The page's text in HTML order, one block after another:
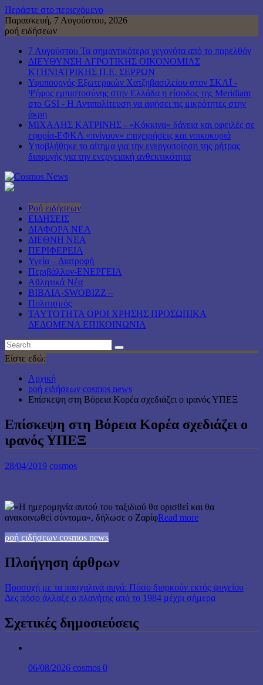
Περάστε στο περιεχόμενο
Παρασκευή, 7 Αυγούστου, 2026
ροή ειδήσεων
7 Αυγούστου Τα σημαντικότερα γεγονότα από το παρελθόν
ΔΙΕΥΘΥΝΣΗ ΑΓΡΟΤΙΚΗΣ ΟΙΚΟΝΟΜΙΑΣ
ΚΤΗΝΙΑΤΡΙΚΗΣ Π.Ε. ΣΕΡΡΩΝ
Υφυπουργός Εξωτερικών Χατζηβασιλείου στον ΣΚΑΪ -
Ψήφος εμπιστοσύνης στην Ελλάδα η είσοδος της Meridiam
στο GSI - Η Αντιπολίτευση να αφήσει τις μικρότητες στην
άκρη
ΜΙΧΑΛΗΣ ΚΑΤΡΙΝΗΣ - «Κόκκινα» δάνεια και οφειλές σε
εφορία-ΕΦΚΑ «πνίγουν» επιχειρήσεις και νοικοκυριά
Υποβλήθηκε το αίτημα για την ενεργοποίηση της ρήτρας
διαφυγής για την ενεργειακή ανθεκτικότητα
Ροή ειδήσεων
ΕΙΔΗΣΕΙΣ
ΔΙΑΦΟΡΑ ΝΕΑ
ΔΙΕΘΝΗ ΝΕΑ
ΠΕΡΙΦΕΡΕΙΑ
Υγεία – Διατροφή
Περιβάλλον-ΕΝΕΡΓΕΙΑ
Αθλητικά Νέα
ΒΙΒΛΙΑ-SWOBIZZ –
Πολιτισμός
TAYTOTHTA ΟΡΟΙ ΧΡΗΣΗΣ ΠΡΟΣΩΠΙΚΑ
ΔΕΔΟΜΕΝΑ ΕΠΙΚΟΙΝΩΝΙΑ
Είστε εδώ:
Αρχική
ροή ειδήσεων cosmos news
Eπίσκεψη στη Βόρεια Κορέα σχεδιάζει o ιρανός ΥΠΕΞ
Eπίσκεψη στη Βόρεια Κορέα σχεδιάζει o
ιρανός ΥΠΕΞ
28/04/2019 cosmos
«Η ημερομηνία αυτού του ταξιδιού θα ορισθεί και θα
ανακοινωθεί σύντομα», δήλωσε ο ΖαρίφRead more
ροή ειδήσεων cosmos news
Πλοήγηση άρθρων
Προσοχή με τα πασχαλινά αυγά: Πόσο διαρκούν εκτός ψυγείου
Δες πόσο άλλαξε ο πλανήτης από το 1984 μέχρι σήμερα
Σχετικές δημοσιεύσεις
06/08/2026 cosmos 0